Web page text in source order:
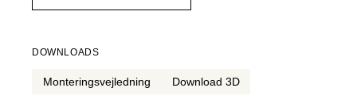
DOWNLOADS
Monteringsvejledning Download 3D